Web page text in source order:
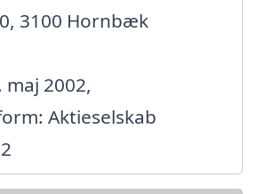
3100 Hornbæk
2002,
Aktieselskab